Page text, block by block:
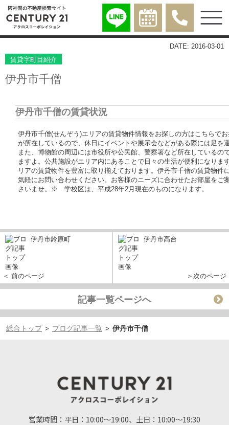
DATE: 2016-03-01
賃貸字町目紹介
伊丹市千僧
伊丹市千僧の賃貸状況
伊丹市千僧(せんぞう)エリアの賃貸物件情報をお探しの方はこちらで
が所在しているので、休日にイベントや展示会などがある際には足を
また、博物館の周辺には市役所や公民館、警察署など所在しているの
ますよ。公共施設がエリア内にあることで日々の生活が便利になりま
リアの賃貸物件を豊富に取り揃えております。伊丹市千僧の賃貸物件
気軽にお問い合わせください。お客様のニーズに合わせたお部屋をご
さいませ。※ 学校区は、平成28年2月現在のものになります。
伊丹市鈴原町
＜ 前のページ
伊丹市高台
＞次のページ
記事一覧ページへ
総合トップ > ブログ記事一覧 > 伊丹市千僧
営業時間： 平日：10:00～19:00、土日：10:00～19:30